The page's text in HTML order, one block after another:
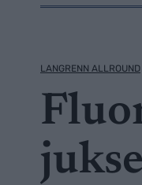
LANGRENN ALLROUND